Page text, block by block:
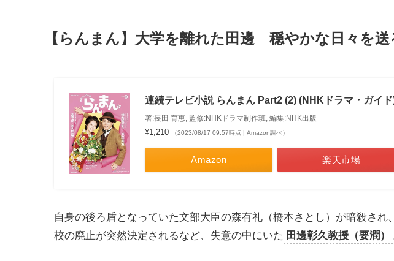
【らんまん】大学を離れた田邊 穏やかな日々を
連続テレビ小説 らんまん Part2 (2) (NHKドラマ・ガイ
著:長田 育恵, 監修:NHKドラマ制作班, 編集:NHK出版
¥1,210 （2023/08/17 09:57時点 | Amazon調べ）
Amazon 楽天市場
自身の後ろ盾となっていた文部大臣の森有礼（橋本さとし）が暗殺され
校の廃止が突然決定されるなど、失意の中にいた 田邊彰久教授（要潤）